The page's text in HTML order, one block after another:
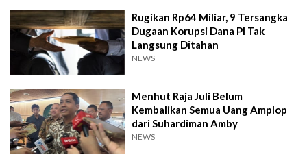
Rugikan Rp64 Miliar, 9 Tersangka
Dugaan Korupsi Dana PI Tak
Langsung Ditahan
NEWS
Menhut Raja Juli Belum
Kembalikan Semua Uang Amplop
dari Suhardiman Amby
NEWS